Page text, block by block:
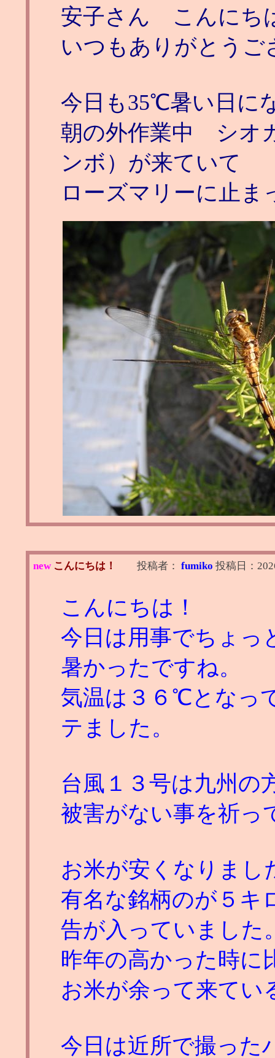
安子さん こんにち
いつもありがとうご
今日も35℃暑い日に
朝の外作業中 シオ
ンボ）が来ていて
ローズマリーに止ま
new こんにちは！ 投稿者： fumiko 投稿日：
こんにちは！
今日は用事でちょっ
暑かったですね。
気温は３６℃となっ
テました。
台風１３号は九州の
被害がない事を祈っ
お米が安くなりまし
有名な銘柄のが５キ
告が入っていました
昨年の高かった時に
お米が余って来てい
今日は近所で撮った